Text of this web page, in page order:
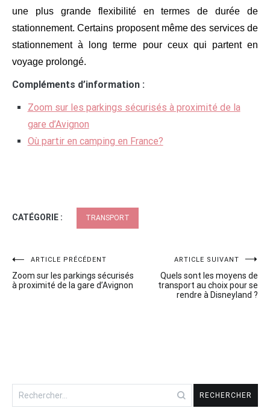
une plus grande flexibilité en termes de durée de
stationnement. Certains proposent même des services de
stationnement à long terme pour ceux qui partent en
voyage prolongé.
Compléments d’information :
Zoom sur les parkings sécurisés à proximité de la
gare d’Avignon
Où partir en camping en France?
CATÉGORIE : TRANSPORT
Navigation
de
ARTICLE PRÉCÉDENT
Zoom sur les parkings sécurisés
à proximité de la gare d’Avignon
ARTICLE SUIVANT
Quels sont les moyens de
transport au choix pour se
rendre à Disneyland ?